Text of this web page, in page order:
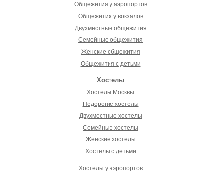
Общежития у аэропортов
Общежития у вокзалов
Двухместные общежития
Семейные общежития
Женские общежития
Общежития с детьми
Хостелы
Хостелы Москвы
Недорогие хостелы
Двухместные хостелы
Семейные хостелы
Женские хостелы
Хостелы с детьми
Хостелы у аэропортов